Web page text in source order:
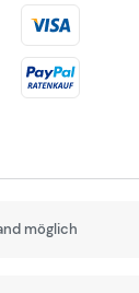
möglich